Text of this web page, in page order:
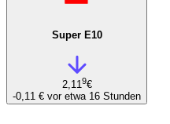
Super E10
2,11 9€
-0,11 € vor etwa 16 Stunden